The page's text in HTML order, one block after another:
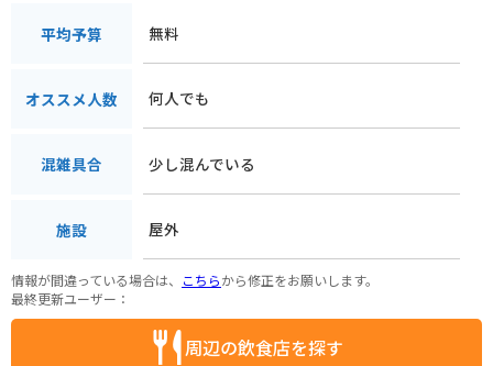
平均予算 無料
オススメ人数 何人でも
混雑具合 少し混んでいる
施設 屋外
情報が間違っている場合は、 こちらから修正をお願いします。
最終更新ユーザー：
周辺の飲食店を探す